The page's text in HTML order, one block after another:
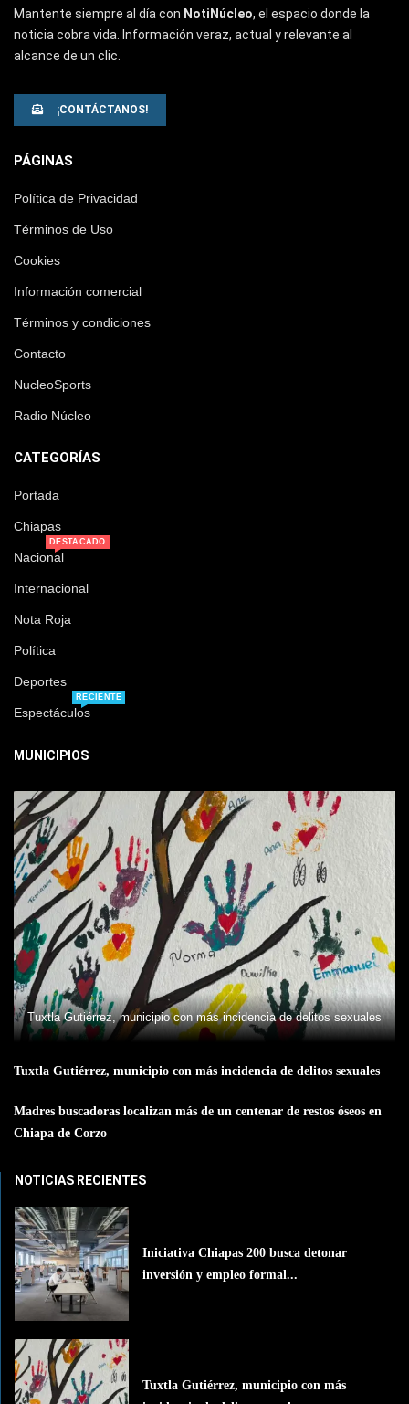
Mantente siempre al día con NotiNúcleo, el espacio donde la
noticia cobra vida. Información veraz, actual y relevante al
alcance de un clic.
¡CONTÁCTANOS!
PÁGINAS
Política de Privacidad
Términos de Uso
Cookies
Información comercial
Términos y condiciones
Contacto
NucleoSports
Radio Núcleo
CATEGORÍAS
Portada
Chiapas
Nacional
DESTACADO
Internacional
Nota Roja
Política
Deportes
Espectáculos
RECIENTE
MUNICIPIOS
Tuxtla Gutiérrez, municipio con más incidencia de delitos sexuales
Tuxtla Gutiérrez, municipio con más incidencia de delitos sexuales
Madres buscadoras localizan más de un centenar de restos óseos en
Chiapa de Corzo
NOTICIAS RECIENTES
Iniciativa Chiapas 200 busca detonar
inversión y empleo formal...
Tuxtla Gutiérrez, municipio con más